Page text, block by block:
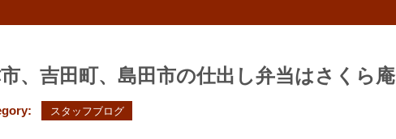
、吉田町、島田市の仕出し弁当はさくら庵
スタッフブログ